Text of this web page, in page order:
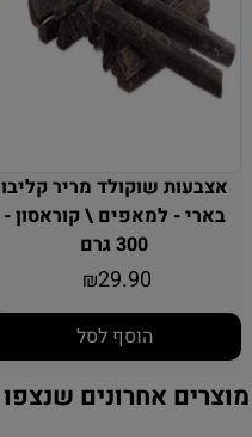
אצבעות שוקולד מריר קליבו
בארי - למאפים \ קוראסון -
300 גרם
₪29.90
הוסף לסל
מוצרים אחרונים שנצפו